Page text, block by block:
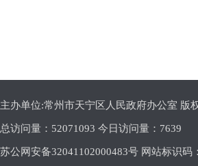
主办单位:常州市天宁区人民政府办公室 版
总访问量： 52071093 今日访问量： 7639
苏公网安备32041102000483号 网站标识码